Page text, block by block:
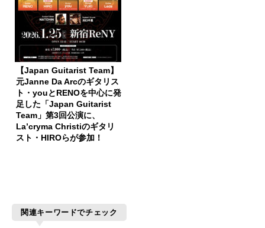
【Japan Guitarist Team】
元Janne Da Arcのギタリス
ト・youとRENOを中心に発
足した「Japan Guitarist
Team」第3回公演に、
La’cryma Christiのギタリ
スト・HIROらが参加！
関連キーワードでチェック